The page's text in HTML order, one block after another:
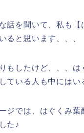
話を聞いて、私も
ると思います、、、
もしたけど、、、
ている人も中にはい
ジでは、はぐくみ
た♪